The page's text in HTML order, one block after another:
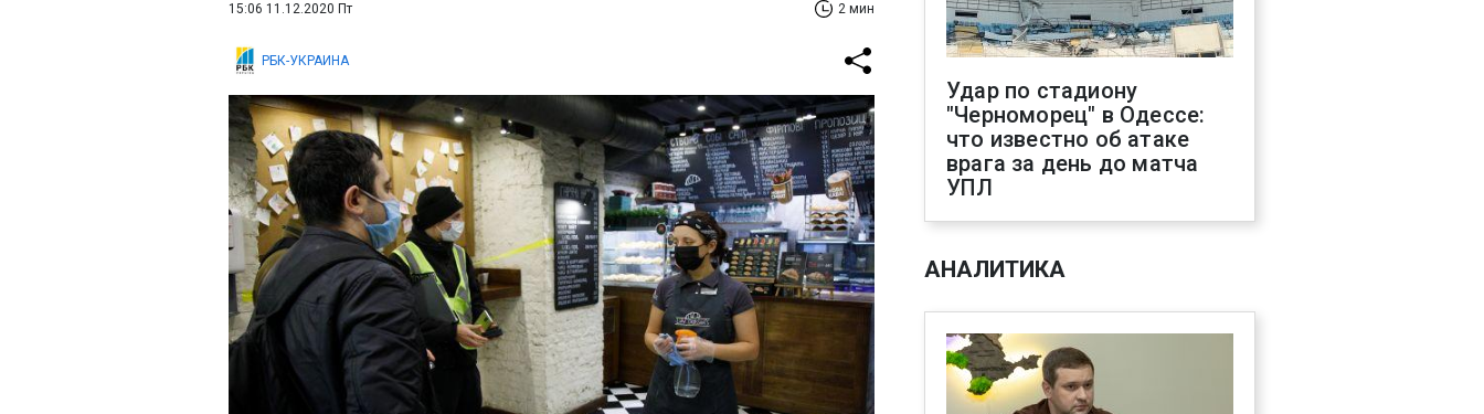
15:06 11.12.2020 Пт 2 мин
РБК-УКРАИНА
Удар по стадиону
"Черноморец" в Одессе:
что известно об атаке
врага за день до матча
УПЛ
АНАЛИТИКА